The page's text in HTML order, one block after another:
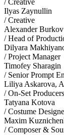
/ Creative
Ilyas Zaynullin
/ Creative
Alexander Burkov
/ Head of
Dilyara
/ Project Manager
Timofey Sharagin
/ Senior Prompt
Liliya Askarova,
/ On-Set Producers
Tatyana Kotova
/ Costume
Maxim
/ Composer &